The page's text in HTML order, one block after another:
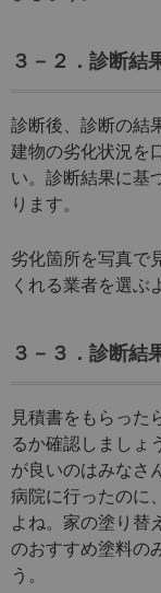
３－２．診断結
診断後、診断の結
建物の劣化状況を
い。診断結果に基
ります。
劣化箇所を写真で
くれる業者を選ぶ
３－３．診断結
見積書をもらった
るか確認しましょ
が良いのはみなさ
病院に行ったのに
よね。家の塗り替
のおすすめ塗料の
う。